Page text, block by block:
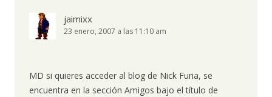
jaimixx
23 enero, 2007 a las 11:10 am
MD si quieres acceder al blog de Nick Furia, se
encuentra en la sección Amigos bajo el título de